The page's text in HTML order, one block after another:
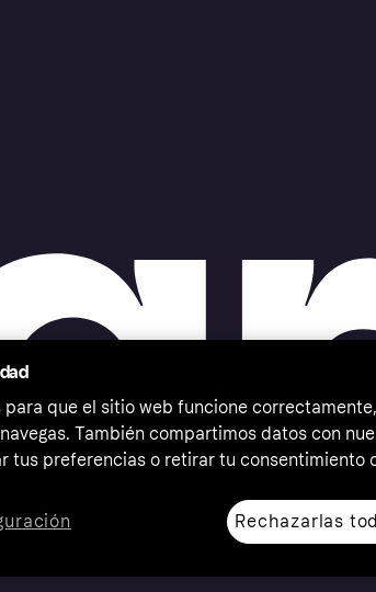
reservados. Klarna Bank AB (publ). Sveavägen 46,
para que el sitio web funcione
También compartimos datos con
tus preferencias o retirar tu consentimiento
Rechazarlas